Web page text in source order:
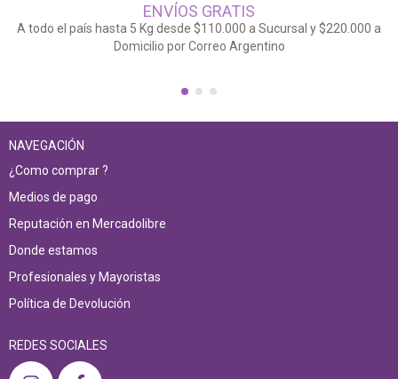
ENVÍOS GRATIS
A todo el país hasta 5 Kg desde $110.000 a Sucursal y $220.000 a
Domicilio por Correo Argentino
NAVEGACIÓN
¿Como comprar ?
Medios de pago
Reputación en Mercadolibre
Donde estamos
Profesionales y Mayoristas
Política de Devolución
REDES SOCIALES